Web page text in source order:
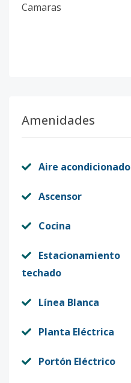
Camaras
Amenidades
Aire acondicionado
Ascensor
Cocina
Estacionamiento
techado
Línea Blanca
Planta Eléctrica
Portón Eléctrico